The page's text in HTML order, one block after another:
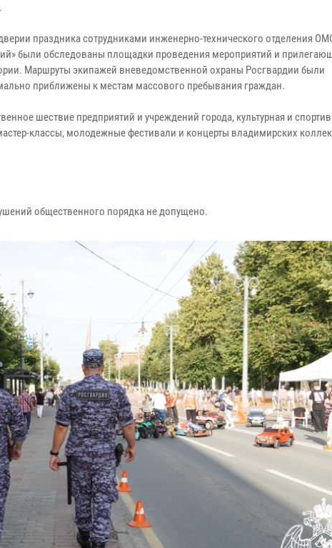
праздника сотрудниками инженерно-технического отделения
были обследованы площадки проведения мероприятий и
Маршруты экипажей вневедомственной охраны Росгвардии были
приближены к местам массового пребывания граждан.
шествие предприятий и учреждений города, культурная и
классы, молодежные фестивали и концерты владимирских
общественного порядка не допущено.